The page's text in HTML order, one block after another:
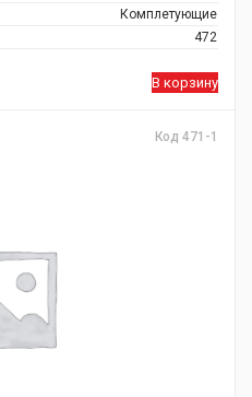
Комплетующие
472
В корзину
Код 471-1